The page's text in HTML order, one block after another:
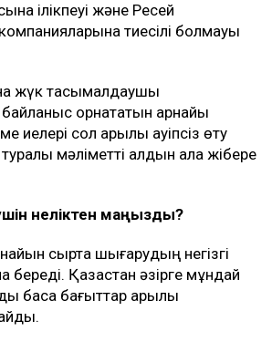
ілікпеуі және Ресей
тиесілі болмауы
жүк тасымалдаушы
орнататын арнайы
иелері сол арқылы қауіпсіз өту
мәліметті алдын ала жібере
неліктен маңызды?
сыртқа шығарудың негізгі
береді. Қазақстан әзірге мұндай
басқа бағыттар арқылы